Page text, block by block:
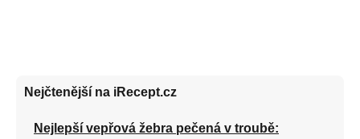
Nejčtenější na iRecept.cz
Nejlepší vepřová žebra pečená v troubě: